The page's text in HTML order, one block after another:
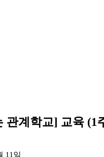
관계학교] 교육 (1
11일